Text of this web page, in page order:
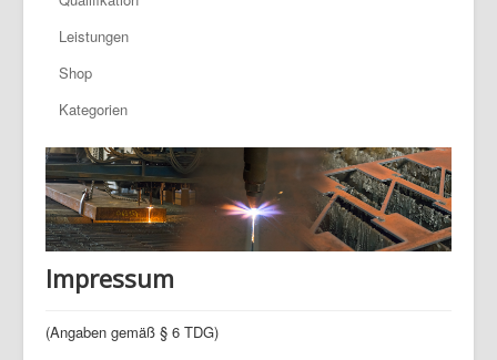
Leistungen
Shop
Kategorien
Impressum
(Angaben gemäß § 6 TDG)